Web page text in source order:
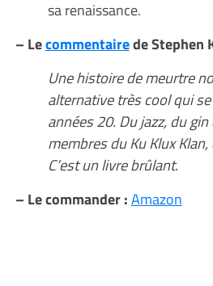
sa renaissance.
– Lecommentairede Stephen
Une histoire de meurtre
alternative très cool qui
années 20. Du jazz, du
membres du Ku Klux
C’est un livre brûlant.
– Le commander :Amazon